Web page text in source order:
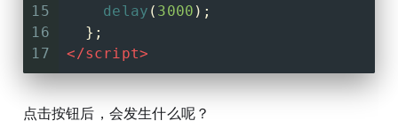
15
16
17
delay ( 3000 );
  };
</script>
点击按钮后，会发生什么呢？